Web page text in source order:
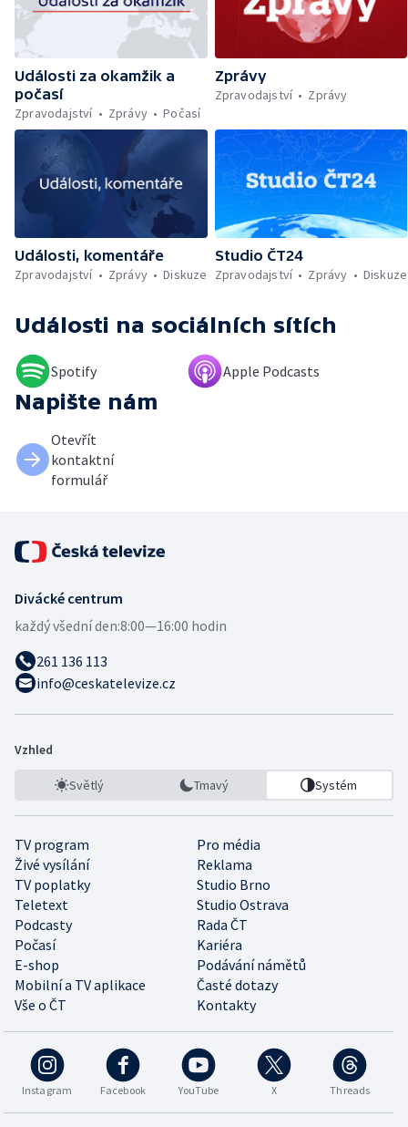
Let It Roll — Byznys kolem rozluček se
svobodou — Den obětí romského
holocaustu — Sucho a nedostatek vody —
Dopravní komplikace v Ostravě —
Rekonstrukce vily Marty po požáru
Události za okamžik a
počasí
Zpravodajství
Zprávy Počasí
Zprávy
Zpravodajství
Zprávy
Události, komentáře
Zpravodajství
Zprávy Diskuze
Studio ČT24
Zpravodajství
Zprávy Diskuze
Události na sociálních sítích
Spotify Apple Podcasts
Napište nám
Otevřít
kontaktní
formulář
Divácké centrum
každý všední den:8:00—16:00 hodin
261 136 113
info@ceskatelevize.cz
Vzhled
Světlý Tmavý Systém
TV program
Pro média
Živé vysílání
Reklama
TV poplatky
Studio Brno
Teletext
Studio Ostrava
Podcasty
Rada ČT
Počasí
Kariéra
E-shop
Podávání námětů
Mobilní a TV aplikace
Časté dotazy
Vše o ČT
Kontakty
Instagram Facebook YouTube X Threads